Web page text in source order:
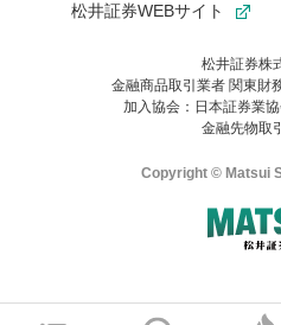
松井証券WEBサイト
松井証券株
金融商品取引業者 関東
加入協会：日本証券業
金融先物取
Copyright © Matsui
マネーサテライトのWEB
ご利用の環境(Internet Explorer)
お気に入り機能は松井証券の会員
お気に入り登録いただくと、後か
ンツを一覧でご確認いただけます
ご利用いただくには口座開設が必
はご利用の端末で一度ログインし